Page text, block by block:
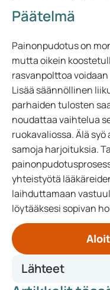
Päätelmä
Painonpudotus on
mutta oikein
rasvanpolttoa
Lisää säännöllinen
parhaiden tulosten
noudattaa vaihtelua
ruokavaliossa. Älä
samoja harjoituksia.
yhteistyötä
laihduttamaan
löytääksesi sopivan
Lähteet